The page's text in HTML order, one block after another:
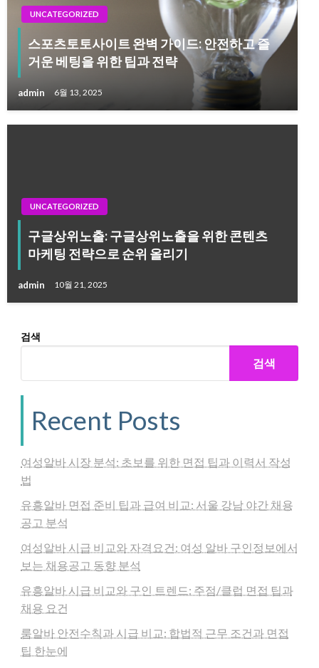
UNCATEGORIZED
스포츠토토사이트 완벽 가이드: 안전하고 즐
거운 베팅을 위한 팁과 전략
admin 6월 13, 2025
UNCATEGORIZED
구글상위노출: 구글상위노출을 위한 콘텐츠
마케팅 전략으로 순위 올리기
admin 10월 21, 2025
검색
검색
Recent Posts
여성알바 시장 분석: 초보를 위한 면접 팁과 이력서 작성
법
유흥알바 면접 준비 팁과 급여 비교: 서울 강남 야간 채용
공고 분석
여성알바 시급 비교와 자격요건: 여성 알바 구인정보에서
보는 채용공고 동향 분석
유흥알바 시급 비교와 구인 트렌드: 주점/클럽 면접 팁과
채용 요건
룸알바 안전수칙과 시급 비교: 합법적 근무 조건과 면접
팁 한눈에